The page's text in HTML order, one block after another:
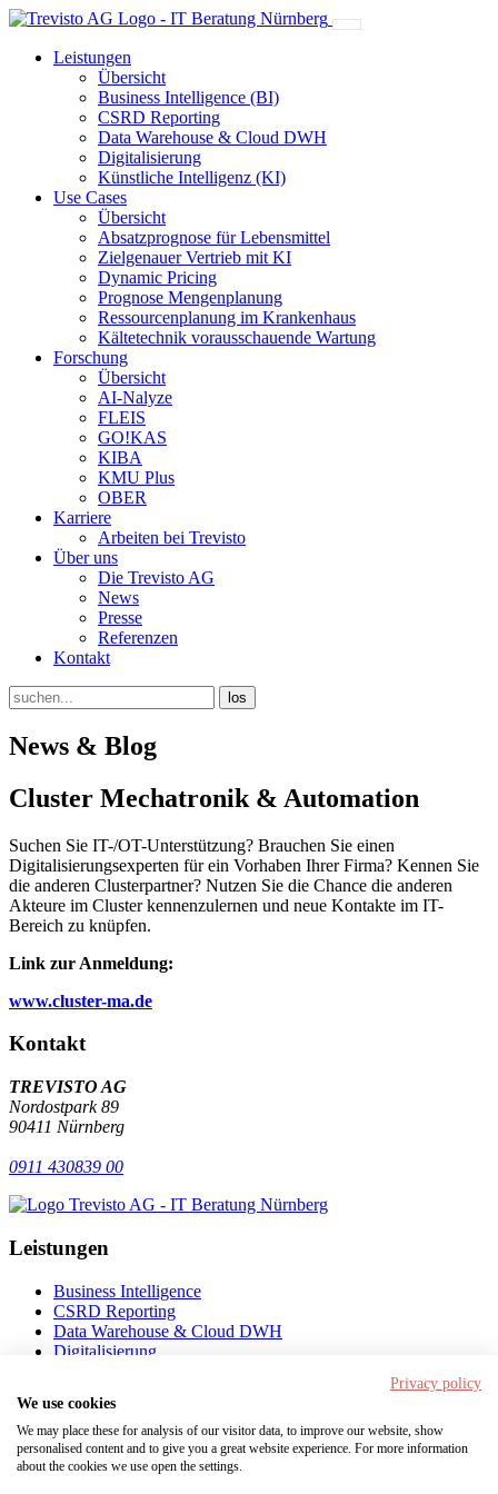
Leistungen
Übersicht
Business Intelligence (BI)
CSRD Reporting
Data Warehouse & Cloud DWH
Digitalisierung
Künstliche Intelligenz (KI)
Use Cases
Übersicht
Absatzprognose für Lebensmittel
Zielgenauer Vertrieb mit KI
Dynamic Pricing
Prognose Mengenplanung
Ressourcenplanung im Krankenhaus
Kältetechnik vorausschauende Wartung
Forschung
Übersicht
AI-Nalyze
FLEIS
GO!KAS
KIBA
KMU Plus
OBER
Karriere
Arbeiten bei Trevisto
Über uns
Die Trevisto AG
News
Presse
Referenzen
Kontakt
News & Blog
Cluster Mechatronik & Automation
Suchen Sie IT-/OT-Unterstützung? Brauchen Sie einen
Digitalisierungsexperten für ein Vorhaben Ihrer Firma? Kennen Sie
die anderen Clusterpartner? Nutzen Sie die Chance die anderen
Akteure im Cluster kennenzulernen und neue Kontakte im IT-
Bereich zu knüpfen.
Link zur Anmeldung:
www.cluster-ma.de
Kontakt
TREVISTO AG
Nordostpark 89
90411 Nürnberg
0911 430839 00
Leistungen
Business Intelligence
CSRD Reporting
Data Warehouse & Cloud DWH
Digitalisierung
Navigation
Startseite
Lexikon der Digitalisierung
Privacy policy
We use cookies
We may place these for analysis of our visitor data, to improve our website, show
personalised content and to give you a great website experience. For more information
about the cookies we use open the settings.